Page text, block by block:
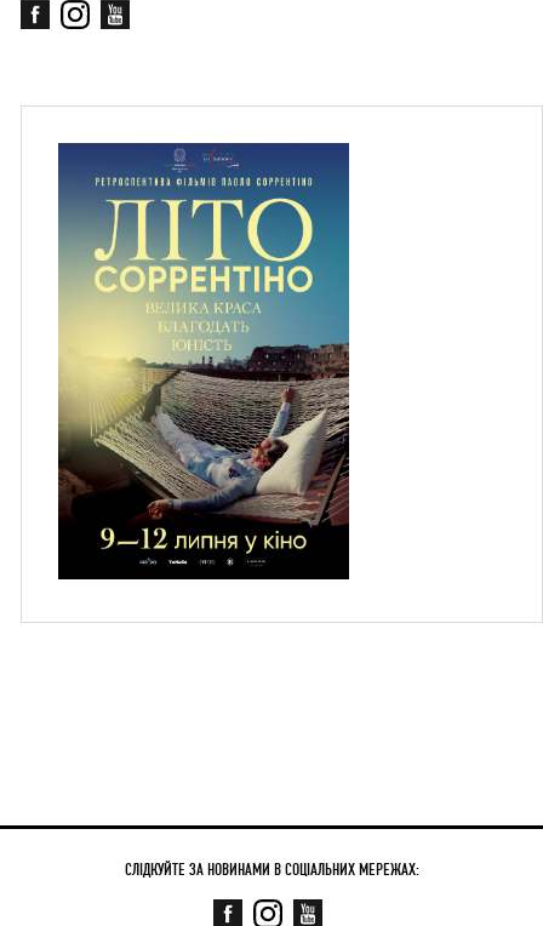
СЛІДКУЙТЕ ЗА НОВИНАМИ В СОЦІАЛЬНИХ МЕРЕЖАХ: